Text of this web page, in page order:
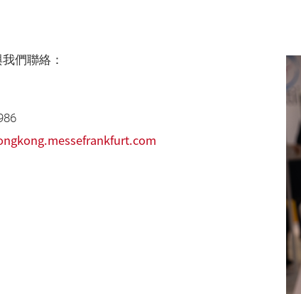
們聯絡：